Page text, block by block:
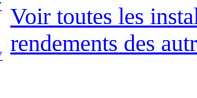
Voir toutes les
rendements des